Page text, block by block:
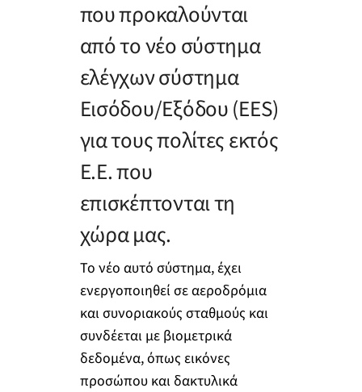
που προκαλούνται
από το νέο σύστημα
ελέγχων σύστημα
Εισόδου/Εξόδου (EES)
για τους πολίτες εκτός
Ε.Ε. που
επισκέπτονται τη
χώρα μας.
Το νέο αυτό σύστημα, έχει
ενεργοποιηθεί σε αεροδρόμια
και συνοριακούς σταθμούς και
συνδέεται με βιομετρικά
δεδομένα, όπως εικόνες
προσώπου και δακτυλικά